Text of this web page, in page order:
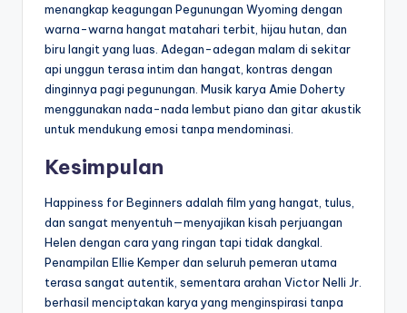
menangkap keagungan Pegunungan Wyoming dengan
warna-warna hangat matahari terbit, hijau hutan, dan
biru langit yang luas. Adegan-adegan malam di sekitar
api unggun terasa intim dan hangat, kontras dengan
dinginnya pagi pegunungan. Musik karya Amie Doherty
menggunakan nada-nada lembut piano dan gitar akustik
untuk mendukung emosi tanpa mendominasi.
Kesimpulan
Happiness for Beginners adalah film yang hangat, tulus,
dan sangat menyentuh—menyajikan kisah perjuangan
Helen dengan cara yang ringan tapi tidak dangkal.
Penampilan Ellie Kemper dan seluruh pemeran utama
terasa sangat autentik, sementara arahan Victor Nelli Jr.
berhasil menciptakan karya yang menginspirasi tanpa